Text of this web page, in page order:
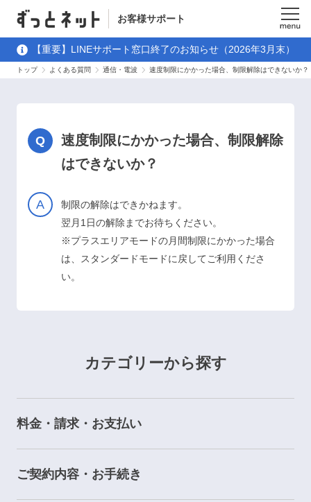
お客様サポート
メニュ
ー
【重要】LINEサポート窓口終了のお知らせ（2026年3月末）
トップ よくある質問 通信・電波 速度制限にかかった場合、制限解除はできないか？
速度制限にかかった場合、制限解除
はできないか？
制限の解除はできかねます。
翌月1日の解除までお待ちください。
※プラスエリアモードの月間制限にかかった場合
は、スタンダードモードに戻してご利用くださ
い。
カテゴリーから探す
料金・請求・お支払い
ご契約内容・お手続き